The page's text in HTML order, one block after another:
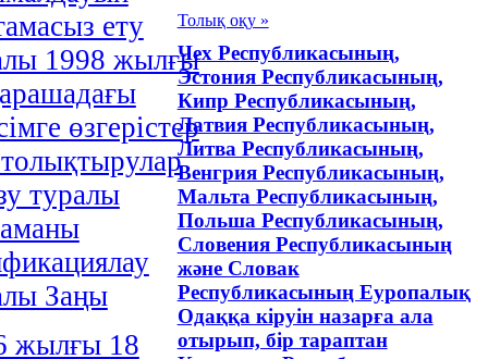
ету
1998 жылғы
өзгерістер
туралы
Заңы
жылғы 18
Толық оқу »
Чех Республикасының,
Эстония Республикасының,
Кипр Республикасының,
Латвия Республикасының,
Литва Республикасының,
Венгрия Республикасының,
Мальта Республикасының,
Польша Республикасының,
Словения Республикасының
және Словак
Республикасының Еуропалық
Одаққа кіруін назарға ала
отырып, бір тараптан